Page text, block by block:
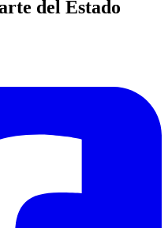
del Estado